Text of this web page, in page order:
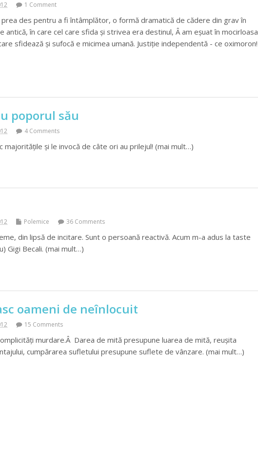
1 Comment
des pentru a fi întâmplător, o formă dramatică de cădere din grav în
antică, în care cel care sfida și strivea era destinul, Â am eșuat în mocirloasa
sfidează și sufocă e micimea umană. Justiție independentă - ce oximoron!
poporul său
4 Comments
majoritățile și le invocă de câte ori au prilejul! (mai mult…)
Polemice 36 Comments
din lipsă de incitare. Sunt o persoană reactivă. Acum m-a adus la taste
Gigi Becali. (mai mult…)
oameni de neînlocuit
15 Comments
murdare.Â Darea de mită presupune luarea de mită, reușita
cumpărarea sufletului presupune suflete de vânzare. (mai mult…)